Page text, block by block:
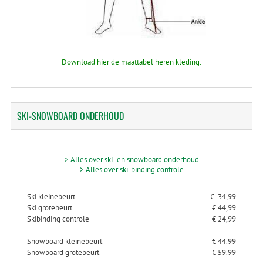
Download hier de maattabel heren kleding.
SKI-SNOWBOARDONDERHOUD
> Alles over ski- en snowboard onderhoud
> Alles over ski-binding controle
Ski kleinebeurt
€ 34,99
Ski grotebeurt
€ 44,99
Skibinding controle
€ 24,99
Snowboard kleinebeurt
€ 44.99
Snowboard grotebeurt
€ 59.99